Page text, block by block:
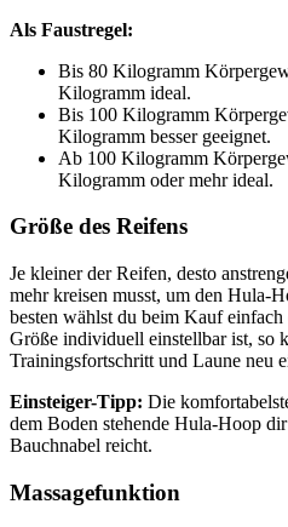
Als Faustregel:
Bis 80 Kilogramm
Kilogramm ideal.
Bis 100 Kilogramm
Kilogramm besser geeignet.
Ab 100 Kilogramm
Kilogramm oder mehr ideal.
Größe des Reifens
Je kleiner der Reifen, desto
mehr kreisen musst, um den Hula-
besten wählst du beim Kauf
Größe individuell einstellbar ist, so
Trainingsfortschritt und Laune neu
Einsteiger-Tipp: Die
dem Boden stehende Hula-Hoop
Bauchnabel reicht.
Massagefunktion